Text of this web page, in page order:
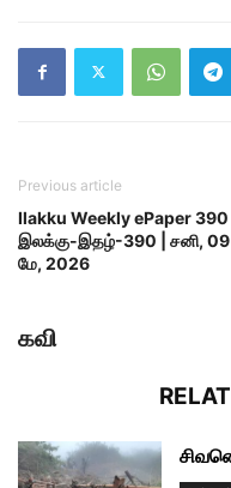
Previous article
Ilakku Weekly ePaper 390 |
இலக்கு-இதழ்-390 | சனி, 09
மே, 2026
கவி